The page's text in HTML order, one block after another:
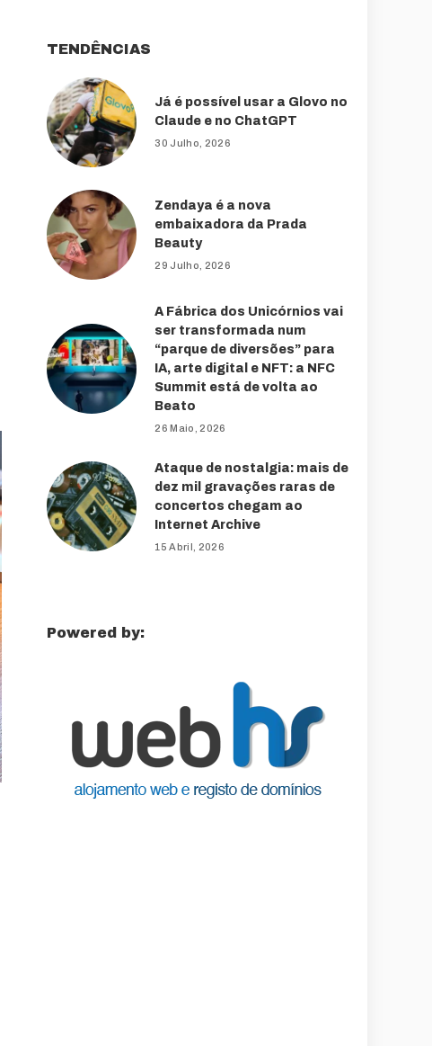
TENDÊNCIAS
Já é possível usar a Glovo no
Claude e no ChatGPT
30 Julho, 2026
Zendaya é a nova
embaixadora da Prada
Beauty
29 Julho, 2026
A Fábrica dos Unicórnios vai
ser transformada num
“parque de diversões” para
IA, arte digital e NFT: a NFC
Summit está de volta ao
Beato
26 Maio, 2026
Ataque de nostalgia: mais de
dez mil gravações raras de
concertos chegam ao
Internet Archive
15 Abril, 2026
Powered by: